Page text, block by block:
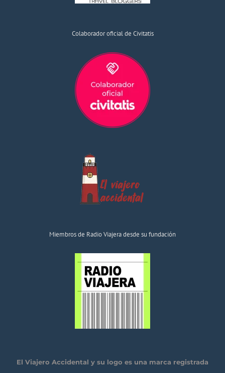
Colaborador oficial de Civitatis
Miembros de Radio Viajera desde su fundación
El Viajero Accidental y su logo es una marca registrada